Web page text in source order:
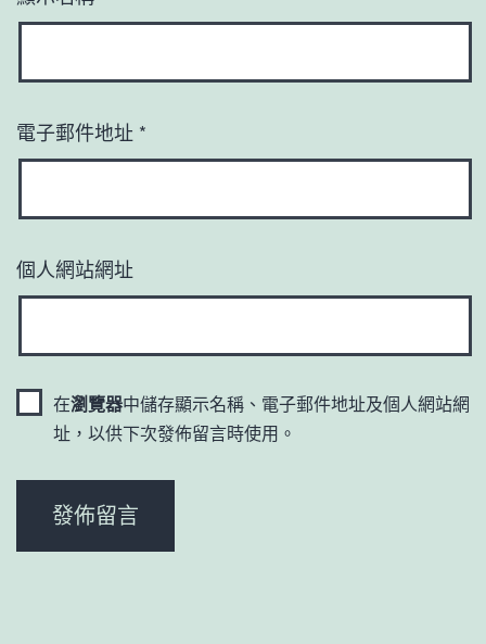
電子郵件地址 *
個人網站網址
在瀏覽器中儲存顯示名稱、電子郵件地址及個人網站網
址，以供下次發佈留言時使用。